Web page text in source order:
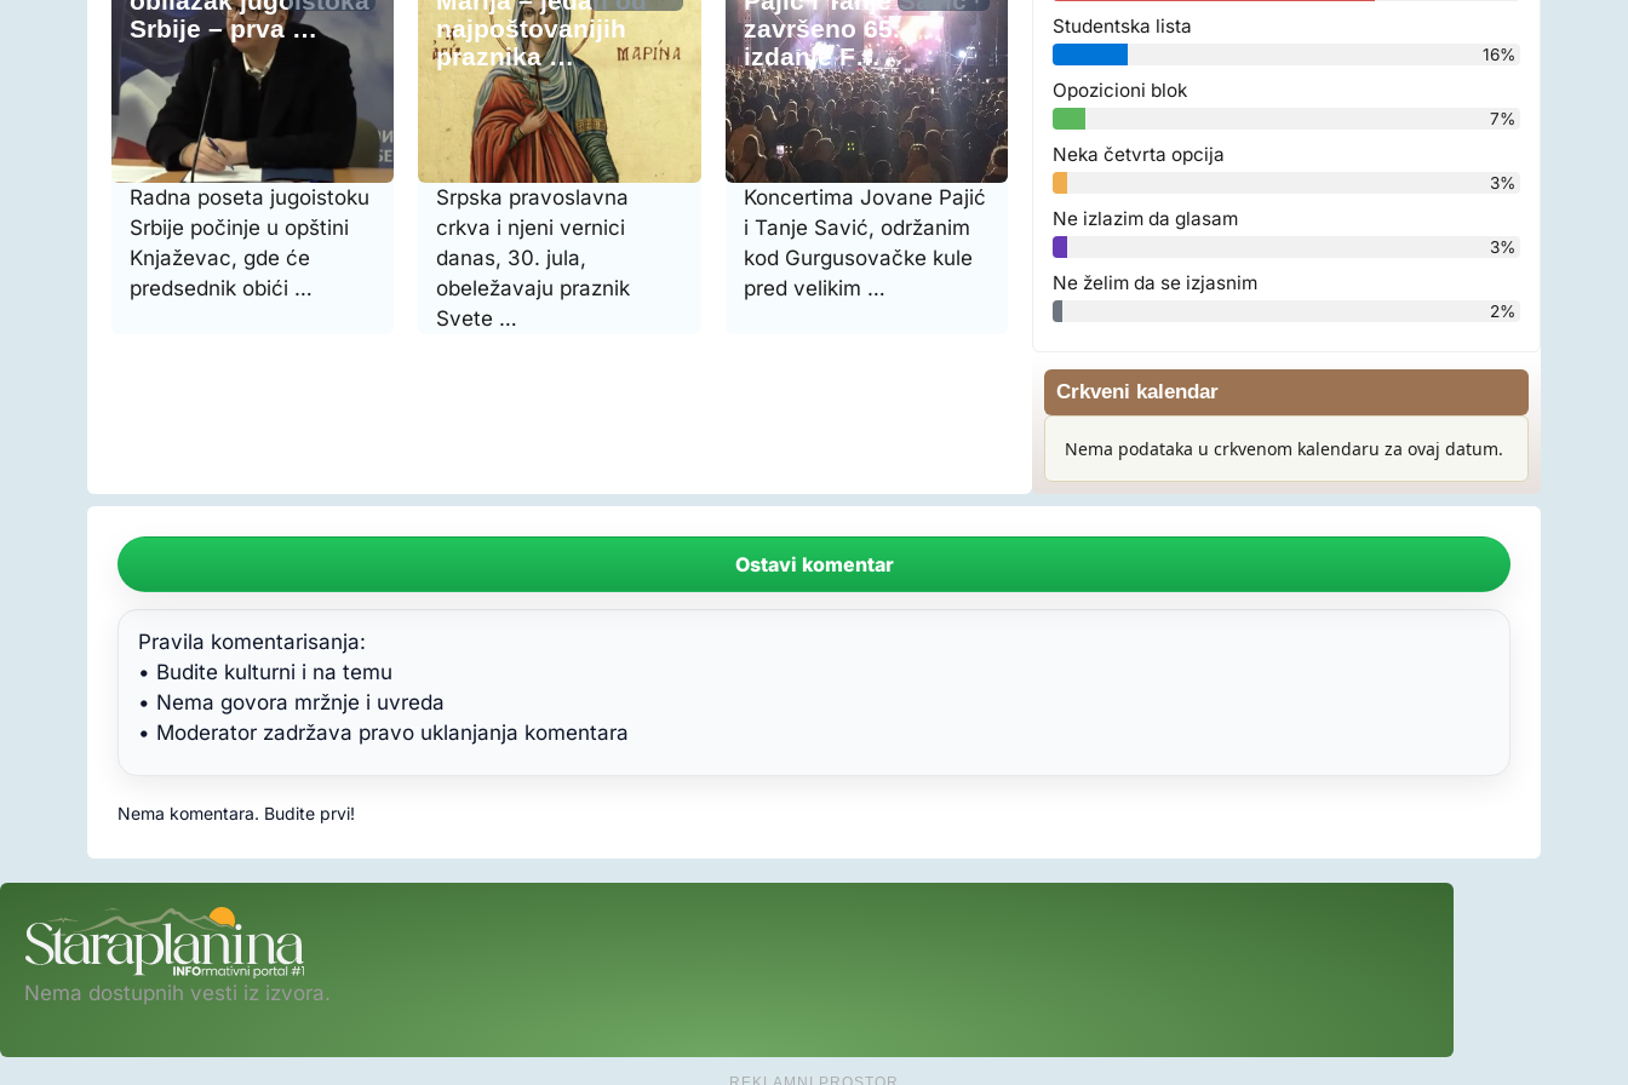
Srbije – prva …
Radna poseta jugoistoku
Srbije počinje u opštini
Knjaževac, gde će
predsednik obići …
najpoštovanijih
praznika …
Srpska pravoslavna
crkva i njeni vernici
danas, 30. jula,
obeležavaju praznik
Svete …
završeno 65.
izdanje F…
Koncertima Jovane Pajić
i Tanje Savić, održanim
kod Gurgusovačke kule
pred velikim …
Studentska lista
16%
Opozicioni blok
7%
Neka četvrta opcija
3%
Ne izlazim da glasam
3%
Ne želim da se izjasnim
2%
Crkveni kalendar
Nema podataka u crkvenom kalendaru za ovaj datum.
Ostavi komentar
Pravila komentarisanja:
• Budite kulturni i na temu
• Nema govora mržnje i uvreda
• Moderator zadržava pravo uklanjanja komentara
Nema komentara. Budite prvi!
Nema dostupnih vesti iz izvora.